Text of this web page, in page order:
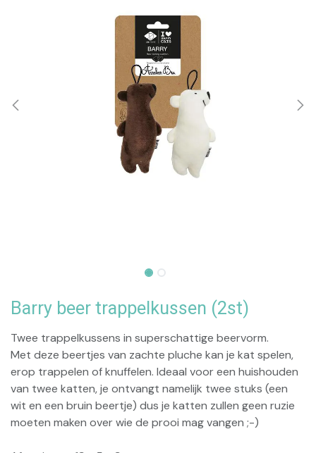
Barry beer trappelkussen (2st)
Twee trappelkussens in superschattige beervorm.
Met deze beertjes van zachte pluche kan je kat spelen,
erop trappelen of knuffelen. Ideaal voor een huishouden
van twee katten, je ontvangt namelijk twee stuks (een
wit en een bruin beertje) dus je katten zullen geen ruzie
moeten maken over wie de prooi mag vangen ;-)